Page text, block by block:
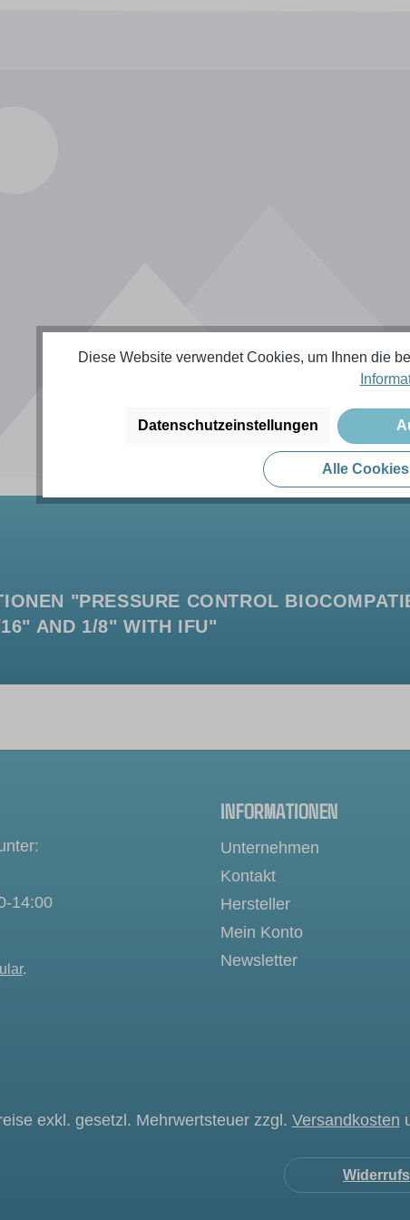
"PRESSURE CONTROL
AND 1/8" WITH IFU"
14:00
.
INFORMATIONEN
Unternehmen
Kontakt
Hersteller
Mein Konto
Newsletter
exkl. gesetzl. Mehrwertsteuer zzgl. Versandkosten
Diese Website verwendet Cookies, um Ihnen die
Datenschutzeinstellungen
Alle